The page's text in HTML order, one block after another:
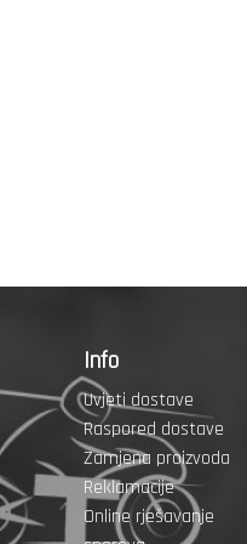
Info
Uvjeti dostave
Raspored dostave
Zamjena proizvoda
Reklamacije
Online rješavanje